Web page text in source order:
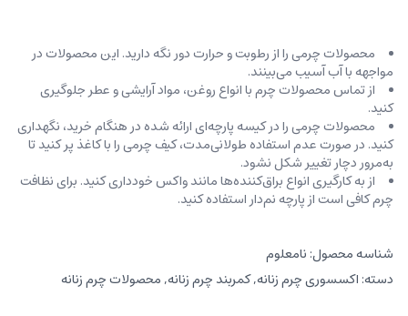
محصولات چرمی را از رطوبت و حرارت دور نگه دارید. این محصولات در
مواجهه با آب آسیب می‌بینند.
از تماس محصولات چرم با انواع روغن‌، مواد آرایشی و عطر جلوگیری
کنید.
محصولات چرمی را در کیسه‌ پارچه‌ای ارائه شده در هنگام خرید، ‌نگهداری
کنید. در صورت عدم استفاده طولانی‌مدت، کیف‌ چرمی را با کاغذ پر کنید تا
به‌مرور دچار تغییر شکل نشود.
از به کارگیری انواع براق‌کننده‌ها مانند واکس خودداری کنید. برای نظافت
چرم کافی است از پارچه‌ نم‌دار استفاده کنید.
شناسه محصول: نامعلوم
دسته: اکسسوری چرم زنانه,کمربند چرم زنانه,محصولات چرم زنانه